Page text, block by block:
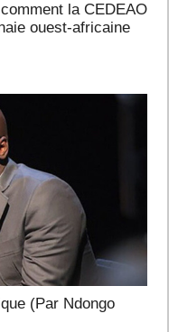
la CEDEAO
ouest-africaine
(Par Ndongo